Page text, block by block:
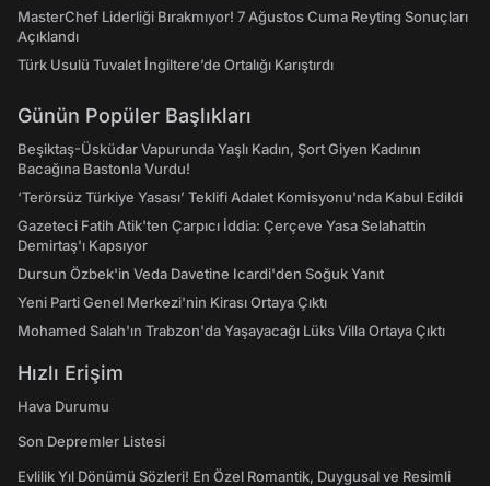
MasterChef Liderliği Bırakmıyor! 7 Ağustos Cuma Reyting Sonuçları
Açıklandı
Türk Usulü Tuvalet İngiltere’de Ortalığı Karıştırdı
Günün Popüler Başlıkları
Beşiktaş-Üsküdar Vapurunda Yaşlı Kadın, Şort Giyen Kadının
Bacağına Bastonla Vurdu!
‘Terörsüz Türkiye Yasası’ Teklifi Adalet Komisyonu'nda Kabul Edildi
Gazeteci Fatih Atik'ten Çarpıcı İddia: Çerçeve Yasa Selahattin
Demirtaş'ı Kapsıyor
Dursun Özbek'in Veda Davetine Icardi'den Soğuk Yanıt
Yeni Parti Genel Merkezi'nin Kirası Ortaya Çıktı
Mohamed Salah'ın Trabzon'da Yaşayacağı Lüks Villa Ortaya Çıktı
Hızlı Erişim
Hava Durumu
Son Depremler Listesi
Evlilik Yıl Dönümü Sözleri! En Özel Romantik, Duygusal ve Resimli